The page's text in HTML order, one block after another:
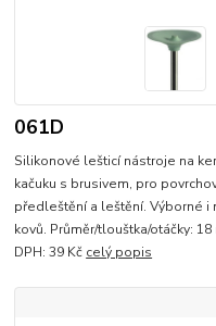
061D
Silikonové lešticí nástroje na
kačuku s brusivem, pro
předleštění a leštění. Výborné i
kovů. Průměr/tlouštka/otáčky:
DPH: 39 Kč celý popis